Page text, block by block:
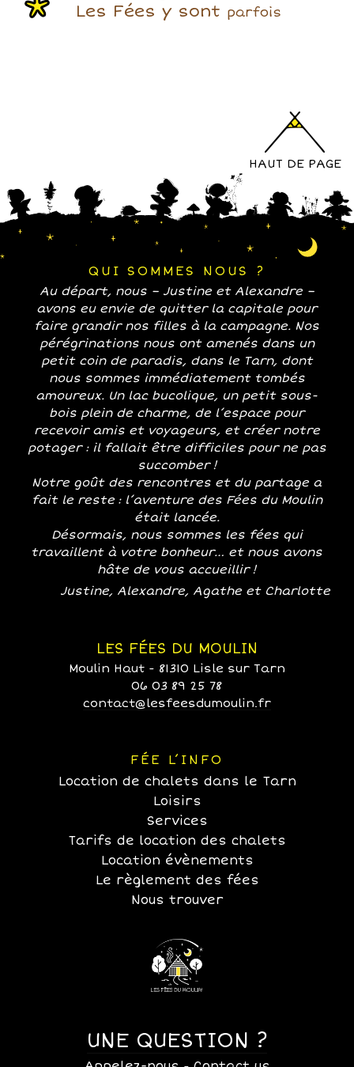
Les Fées y sont parfois
HAUT DE PAGE
QUI SOMMES NOUS ?
Au départ, nous – Justine et Alexandre –
avons eu envie de quitter la capitale pour
faire grandir nos filles à la campagne. Nos
pérégrinations nous ont amenés dans un
petit coin de paradis, dans le Tarn, dont
nous sommes immédiatement tombés
amoureux. Un lac bucolique, un petit sous-
bois plein de charme, de l’espace pour
recevoir amis et voyageurs, et créer notre
potager : il fallait être difficiles pour ne pas
succomber !
Notre goût des rencontres et du partage a
fait le reste : l’aventure des Fées du Moulin
était lancée.
Désormais, nous sommes les fées qui
travaillent à votre bonheur… et nous avons
hâte de vous accueillir !
Justine, Alexandre, Agathe et Charlotte
LES FÉES DU MOULIN
Moulin Haut - 81310 Lisle sur Tarn
06 03 89 25 78
contact@lesfeesdumoulin.fr
FÉE L’INFO
Location de chalets dans le Tarn
Loisirs
Services
Tarifs de location des chalets
Location évènements
Le règlement des fées
Nous trouver
UNE QUESTION ?